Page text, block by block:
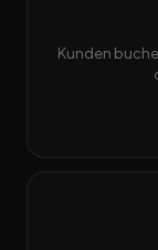
Kunden